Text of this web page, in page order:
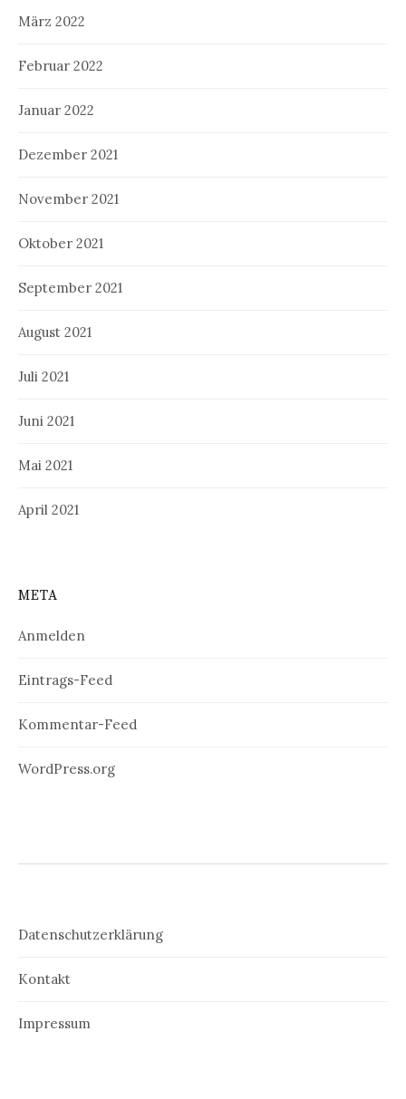
März 2022
Februar 2022
Januar 2022
Dezember 2021
November 2021
Oktober 2021
September 2021
August 2021
Juli 2021
Juni 2021
Mai 2021
April 2021
META
Anmelden
Eintrags-Feed
Kommentar-Feed
WordPress.org
Datenschutzerklärung
Kontakt
Impressum